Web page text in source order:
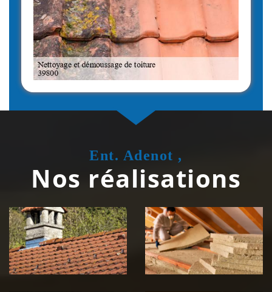
Ent. Adenot ,
Nos réalisations
Couvreur
zingueur 39
Jura
Isolation de
toiture 39
Jura